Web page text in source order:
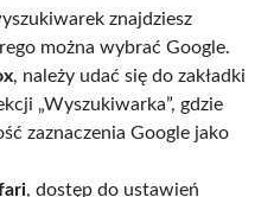
znajdziesz
można wybrać Google.
, należy udać się do zakładki
„Wyszukiwarka”, gdzie
zaznaczenia Google jako
, dostęp do ustawień